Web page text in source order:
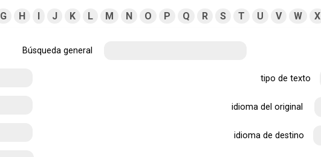
G H I J K L M N O P Q R S T U V W X
Búsqueda general
tipo de texto
idioma del original
idioma de destino